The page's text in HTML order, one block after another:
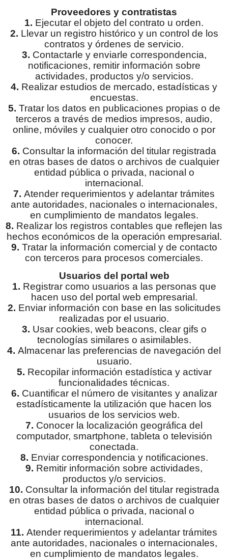
Proveedores y contratistas
1. Ejecutar el objeto del contrato u orden.
2. Llevar un registro histórico y un control de los
contratos y órdenes de servicio.
3. Contactarle y enviarle correspondencia,
notificaciones, remitir información sobre
actividades, productos y/o servicios.
4. Realizar estudios de mercado, estadísticas y
encuestas.
5. Tratar los datos en publicaciones propias o de
terceros a través de medios impresos, audio,
online, móviles y cualquier otro conocido o por
conocer.
6. Consultar la información del titular registrada
en otras bases de datos o archivos de cualquier
entidad pública o privada, nacional o
internacional.
7. Atender requerimientos y adelantar trámites
ante autoridades, nacionales o internacionales,
en cumplimiento de mandatos legales.
8. Realizar los registros contables que reflejen las
hechos económicos de la operación empresarial.
9. Tratar la información comercial y de contacto
con terceros para procesos comerciales.
Usuarios del portal web
1. Registrar como usuarios a las personas que
hacen uso del portal web empresarial.
2. Enviar información con base en las solicitudes
realizadas por el usuario.
3. Usar cookies, web beacons, clear gifs o
tecnologías similares o asimilables.
4. Almacenar las preferencias de navegación del
usuario.
5. Recopilar información estadística y activar
funcionalidades técnicas.
6. Cuantificar el número de visitantes y analizar
estadísticamente la utilización que hacen los
usuarios de los servicios web.
7. Conocer la localización geográfica del
computador, smartphone, tableta o televisión
conectada.
8. Enviar correspondencia y notificaciones.
9. Remitir información sobre actividades,
productos y/o servicios.
10. Consultar la información del titular registrada
en otras bases de datos o archivos de cualquier
entidad pública o privada, nacional o
internacional.
11. Atender requerimientos y adelantar trámites
ante autoridades, nacionales o internacionales,
en cumplimiento de mandatos legales.